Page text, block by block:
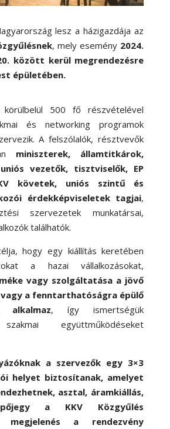
lesz a házigazdája az
, mely esemény 2024.
között kerül megrendezésre
épületében.
500 fő részvételével
és networking programok
A felszólalók, résztvevők
miniszterek, államtitkárok,
vezetők, tisztviselők, EP
követek, uniós szintű és
érdekképviseletek tagjai,
szervezetek munkatársai,
találhatók.
hogy egy kiállítás keretében
a hazai vállalkozásokat,
vagy szolgáltatása a jövő
a fenntarthatóságra épülő
alkalmaz, így ismertségük
együttműködéseket
a szervezők egy 3×3
helyet biztosítanak, amelyet
asztal, áramkiállás,
a KKV Közgyűlés
megjelenés a rendezvény